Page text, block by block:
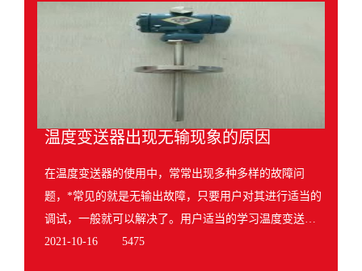
温度变送器出现无输现象的原因
在温度变送器的使用中，常常出现多种多样的故障问
题，*常见的就是无输出故障，只要用户对其进行适当的
调试，一般就可以解决了。用户适当的学习温度变送器
的无输出调试，有利于用户解决故障问题。接下来小编
2021-10-16 5475